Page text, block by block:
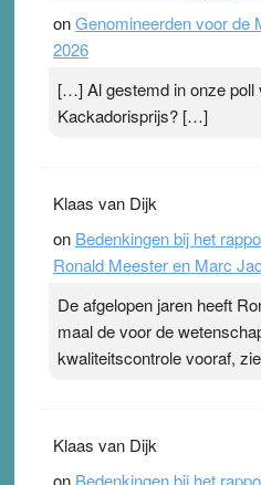
onGenomineerden voor de
2026
[…] Al gestemd in onze poll
Kackadorisprijs? […]
Klaas van Dijk
on Bedenkingen bij het
Ronald Meester en Marc
De afgelopen jaren heeft
maal de voor de
kwaliteitscontrole vooraf,
Klaas van Dijk
on Bedenkingen bij het